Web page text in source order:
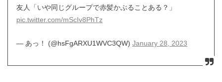
友人「いや同じグループで赤髪かぶることある？」
pic.twitter.com/mScIv8PhTz
— あっ！ (@hsFgARXU1WVC3QW) January 28, 2023